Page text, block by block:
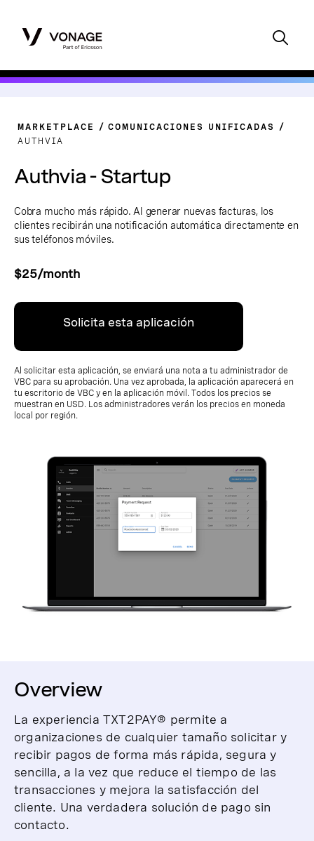
MARKETPLACE
COMUNICACIONES UNIFICADAS
AUTHVIA
Authvia - Startup
Cobra mucho más rápido. Al generar nuevas facturas, los
clientes recibirán una notificación automática directamente en
sus teléfonos móviles.
$25/month
Solicita esta aplicación
Al solicitar esta aplicación, se enviará una nota a tu administrador de
VBC para su aprobación. Una vez aprobada, la aplicación aparecerá en
tu escritorio de VBC y en la aplicación móvil. Todos los precios se
muestran en USD. Los administradores verán los precios en moneda
local por región.
Overview
La experiencia TXT2PAY® permite a
organizaciones de cualquier tamaño solicitar y
recibir pagos de forma más rápida, segura y
sencilla, a la vez que reduce el tiempo de las
transacciones y mejora la satisfacción del
cliente. Una verdadera solución de pago sin
contacto.